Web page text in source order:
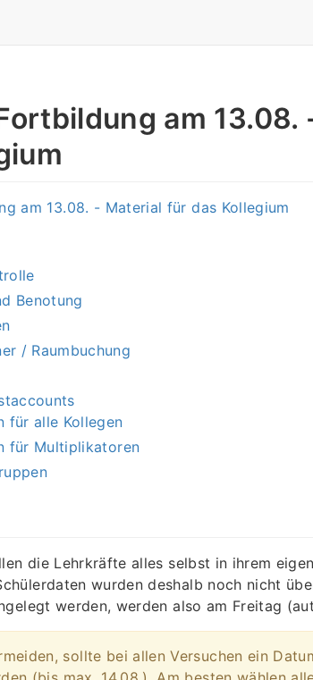
am 13.08.
am 13.08. - Material für das Kollegium
Benotung
/ Raumbuchung
für alle Kollegen
für Multiplikatoren
die Lehrkräfte alles selbst in ihrem
wurden deshalb noch nicht
werden, werden also am Freitag
sollte bei allen Versuchen ein